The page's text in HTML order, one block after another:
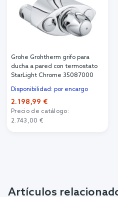
Grohe Grohtherm grifo para
ducha a pared con termostato
StarLight Chrome 35087000
Disponibilidad: por encargo
2.198,99 €
Precio de catálogo:
2.743,00 €
Artículos